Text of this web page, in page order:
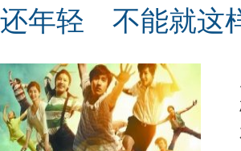
还年轻 不能就这